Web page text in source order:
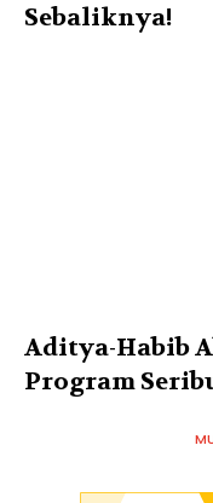
Sebaliknya!
Aditya-Habib
Program